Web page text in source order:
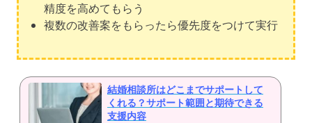
精度を高めてもらう
複数の改善案をもらったら優先度をつけて実行
結婚相談所はどこまでサポートして
くれる？サポート範囲と期待できる
支援内容